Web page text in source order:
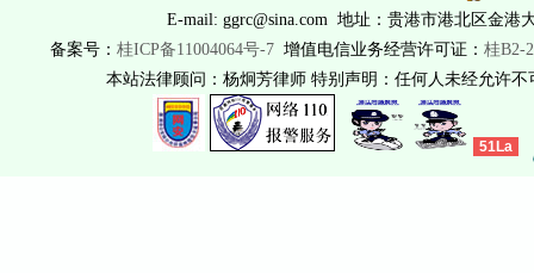
E-mail: ggrc@sina.com 地址：贵港市港北区金港
备案号： 桂ICP备11004064号-7增值电信业务经营许可证： 桂B2-
本站法律顾问：杨炯芳律师 特别声明：任何人未经允许
51La